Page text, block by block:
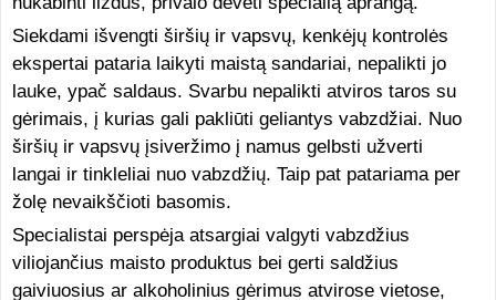
Siekdami išvengti širšių ir vapsvų, kenkėjų kontrolės
ekspertai pataria laikyti maistą sandariai, nepalikti jo
lauke, ypač saldaus. Svarbu nepalikti atviros taros su
gėrimais, į kurias gali pakliūti geliantys vabzdžiai. Nuo
širšių ir vapsvų įsiveržimo į namus gelbsti užverti
langai ir tinkleliai nuo vabzdžių. Taip pat patariama per
žolę nevaikščioti basomis.
Specialistai perspėja atsargiai valgyti vabzdžius
viliojančius maisto produktus bei gerti saldžius
gaiviuosius ar alkoholinius gėrimus atvirose vietose,